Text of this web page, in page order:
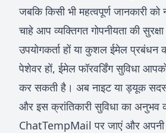
जबकि किसी भी महत्वपूर्ण जानकारी
चाहे आप व्यक्तिगत गोपनीयता की
उपयोगकर्ता हों या कुशल ईमेल प्रबंधन
पेशेवर हों, ईमेल फॉरवर्डिंग सुविधा
कर सकती है। अब नाइट या ड्यूक
और इस क्रांतिकारी सुविधा का अनुभव
ChatTempMail पर जाएं और अपनी